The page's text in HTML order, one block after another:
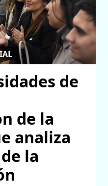
de
de la
analiza
la